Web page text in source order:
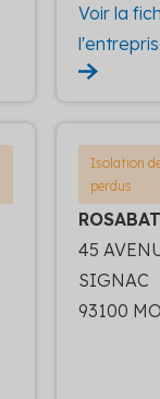
Voir la
Isolation
perdus
45
SIGNAC
93100